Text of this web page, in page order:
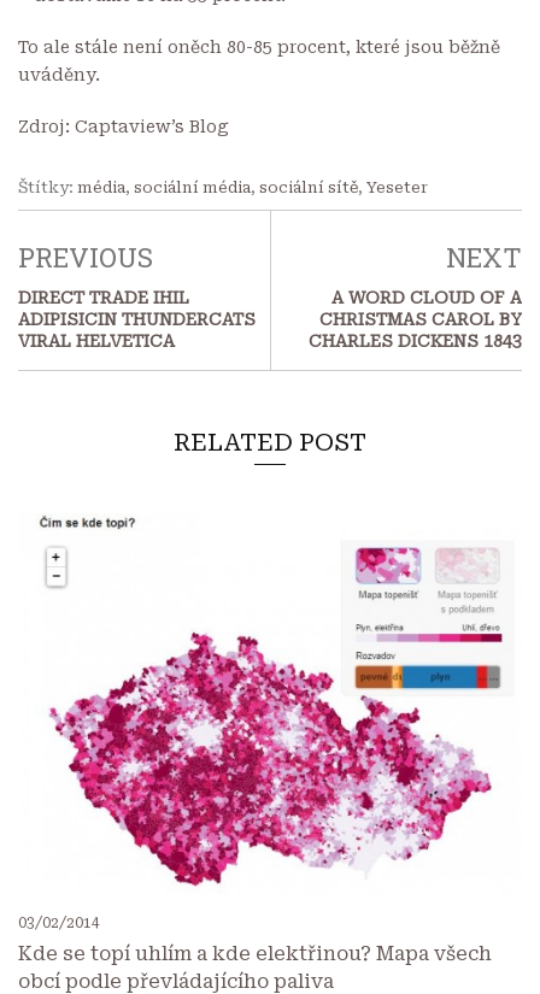
To ale stále není oněch 80-85 procent, které jsou běžně
uváděny.
Zdroj: Captaview’s Blog
Štítky: média, sociální média, sociální sítě, Yeseter
PREVIOUS
DIRECT TRADE IHIL
ADIPISICIN THUNDERCATS
VIRAL HELVETICA
NEXT
A WORD CLOUD OF A
CHRISTMAS CAROL BY
CHARLES DICKENS 1843
RELATED POST
03/02/2014
Kde se topí uhlím a kde elektřinou? Mapa všech
obcí podle převládajícího paliva